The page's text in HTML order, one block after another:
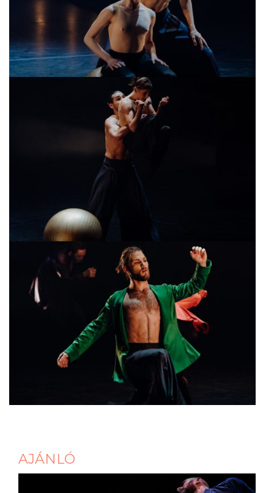
AJÁNLÓ